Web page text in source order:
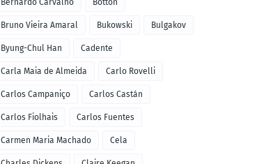
Bernardo Carvalho Botton
Bruno Vieira Amaral Bukowski Bulgakov
Byung-Chul Han Cadente
Carla Maia de Almeida Carlo Rovelli
Carlos Campaniço Carlos Castán
Carlos Fiolhais Carlos Fuentes
Carmen Maria Machado Cela